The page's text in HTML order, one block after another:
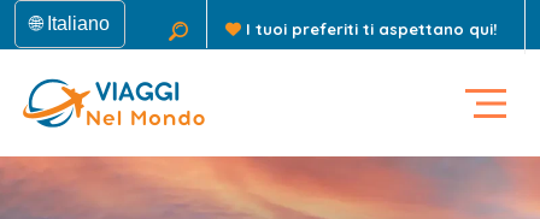
🌐 Italiano I tuoi preferiti ti aspettano qui!